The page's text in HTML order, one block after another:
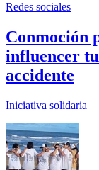
Redes sociales
Conmoción
influencer
accidente
Iniciativa solidaria